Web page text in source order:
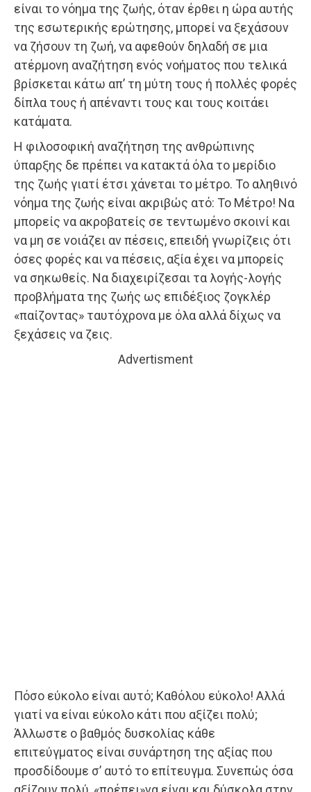
είναι το νόημα της ζωής, όταν έρθει η ώρα αυτής
της εσωτερικής ερώτησης, μπορεί να ξεχάσουν
να ζήσουν τη ζωή, να αφεθούν δηλαδή σε μια
ατέρμονη αναζήτηση ενός νοήματος που τελικά
βρίσκεται κάτω απ’ τη μύτη τους ή πολλές φορές
δίπλα τους ή απέναντι τους και τους κοιτάει
κατάματα.
Η φιλοσοφική αναζήτηση της ανθρώπινης
ύπαρξης δε πρέπει να κατακτά όλα το μερίδιο
της ζωής γιατί έτσι χάνεται το μέτρο. Το αληθινό
νόημα της ζωής είναι ακριβώς ατό: Το Μέτρο! Να
μπορείς να ακροβατείς σε τεντωμένο σκοινί και
να μη σε νοιάζει αν πέσεις, επειδή γνωρίζεις ότι
όσες φορές και να πέσεις, αξία έχει να μπορείς
να σηκωθείς. Να διαχειρίζεσαι τα λογής-λογής
προβλήματα της ζωής ως επιδέξιος ζογκλέρ
«παίζοντας» ταυτόχρονα με όλα αλλά δίχως να
ξεχάσεις να ζεις.
Advertisment
Πόσο εύκολο είναι αυτό; Καθόλου εύκολο! Αλλά
γιατί να είναι εύκολο κάτι που αξίζει πολύ;
Άλλωστε ο βαθμός δυσκολίας κάθε
επιτεύγματος είναι συνάρτηση της αξίας που
προσδίδουμε σ’ αυτό το επίτευγμα. Συνεπώς όσα